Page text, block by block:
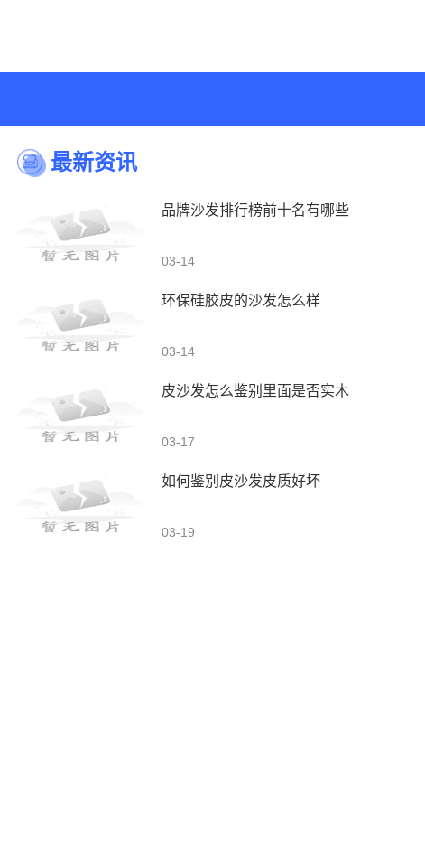
最新资讯
品牌沙发排行榜前十名有哪些
03-14
环保硅胶皮的沙发怎么样
03-14
皮沙发怎么鉴别里面是否实木
03-17
如何鉴别皮沙发皮质好坏
03-19